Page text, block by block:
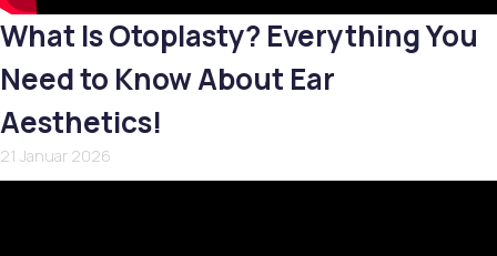
What Is Otoplasty? Everything You
Need to Know About Ear
Aesthetics!
21 Januar 2026